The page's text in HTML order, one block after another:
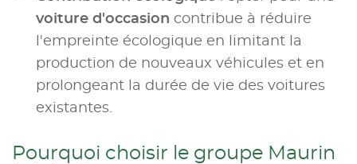
voiture d'occasion contribue à réduire
l'empreinte écologique en limitant la
production de nouveaux véhicules et en
prolongeant la durée de vie des voitures
existantes.
Pourquoi choisir le groupe Maurin